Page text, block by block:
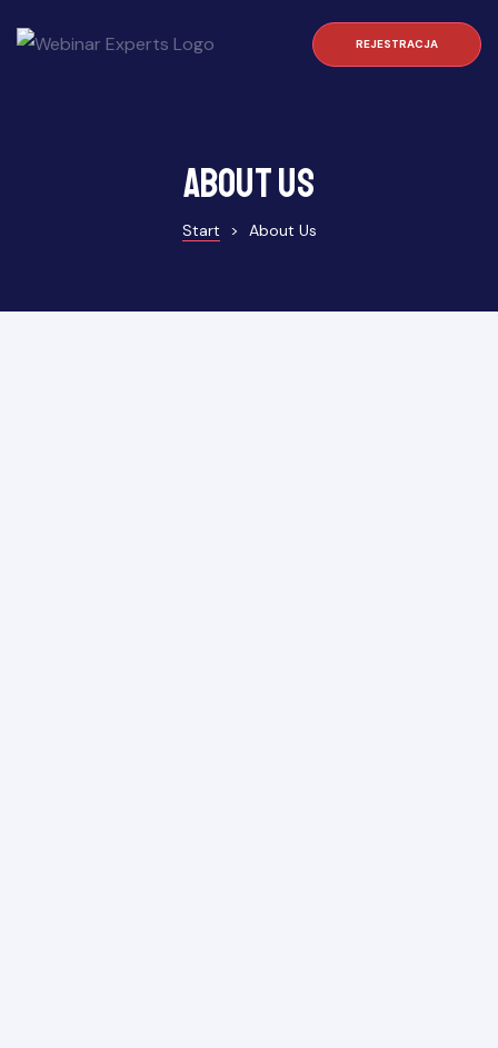
REJESTRACJA
About Us
Start > About Us